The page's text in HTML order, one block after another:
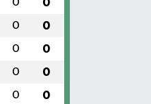
0 0
0 0
0 0
0 0